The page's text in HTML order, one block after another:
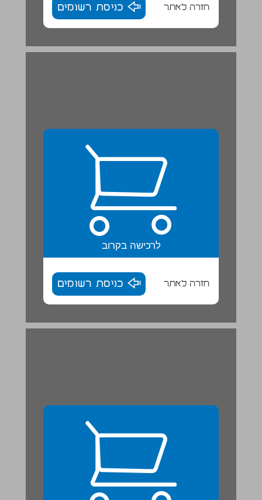
חזרה לאתר כניסת רשומים
לרכישה בקרוב
חזרה לאתר כניסת רשומים